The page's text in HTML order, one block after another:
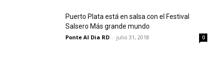
Puerto Plata está en salsa con el Festival
Salsero Más grande mundo
Ponte Al Dia RD - julio 31, 2018 0